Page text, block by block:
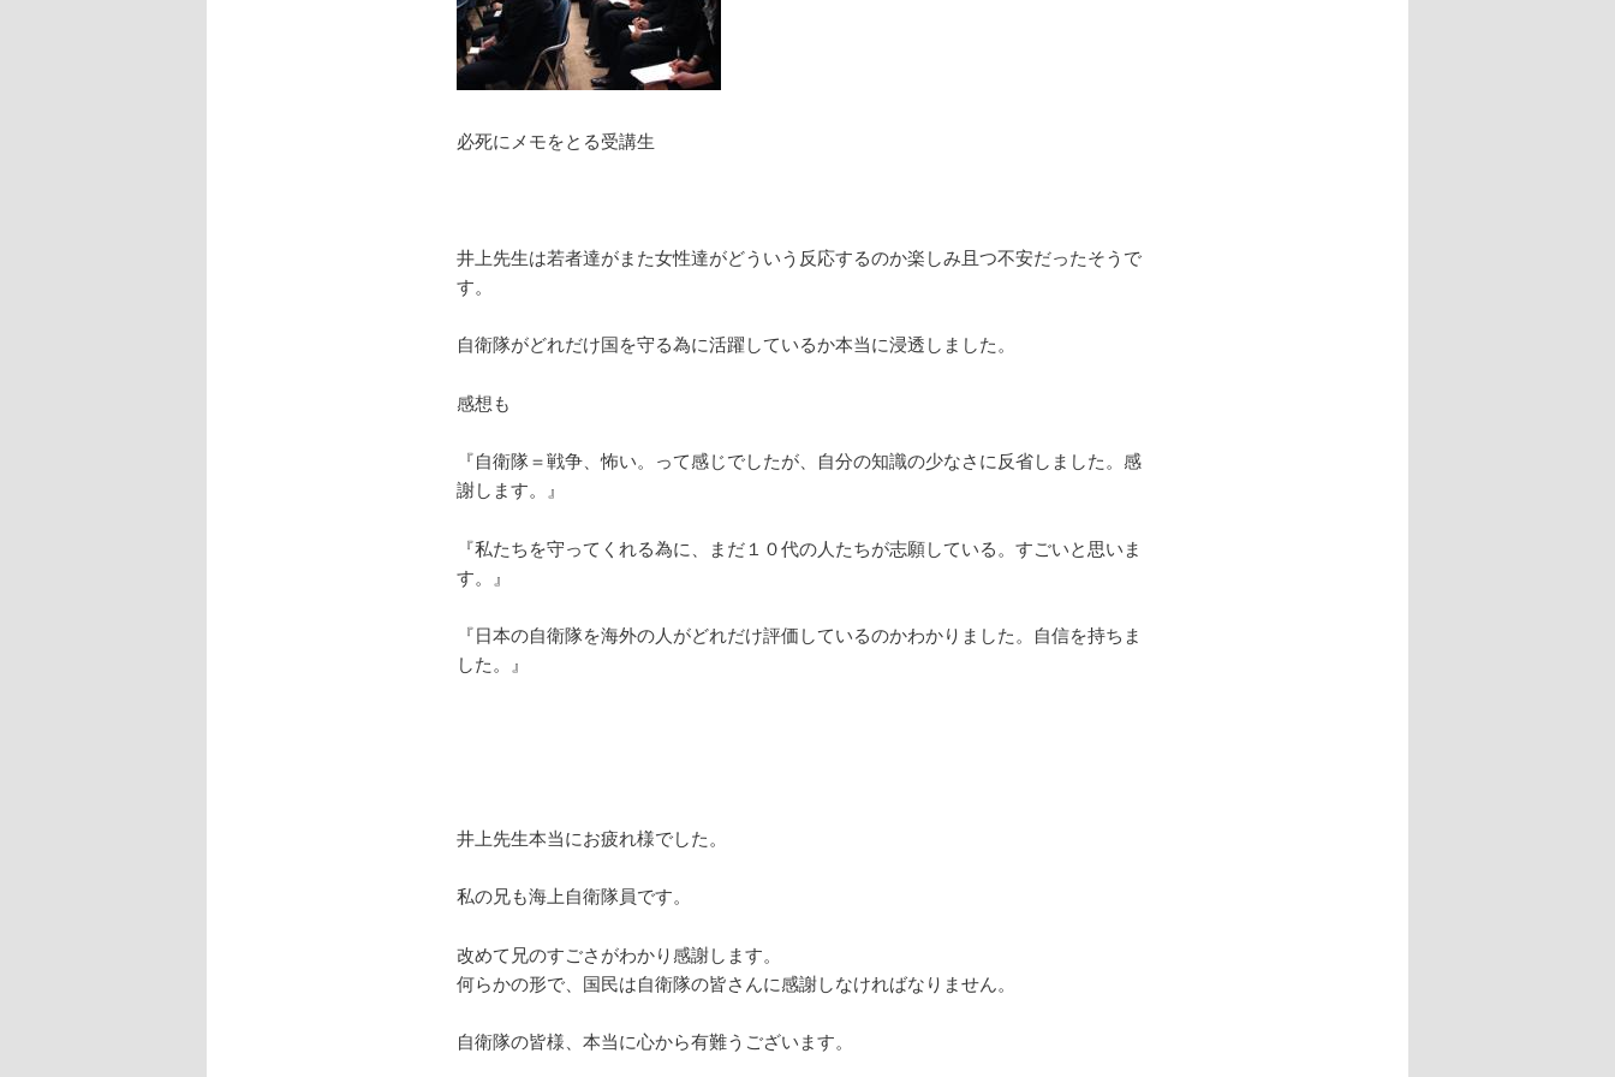
必死にメモをとる受講生
井上先生は若者達がまた女性達がどういう反応するのか楽しみ且つ不安だったそうで
す。
自衛隊がどれだけ国を守る為に活躍しているか本当に浸透しました。
感想も
『自衛隊＝戦争、怖い。って感じでしたが、自分の知識の少なさに反省しました。感
謝します。』
『私たちを守ってくれる為に、まだ１０代の人たちが志願している。すごいと思いま
す。』
『日本の自衛隊を海外の人がどれだけ評価しているのかわかりました。自信を持ちま
した。』
井上先生本当にお疲れ様でした。
私の兄も海上自衛隊員です。
改めて兄のすごさがわかり感謝します。
何らかの形で、国民は自衛隊の皆さんに感謝しなければなりません。
自衛隊の皆様、本当に心から有難うございます。